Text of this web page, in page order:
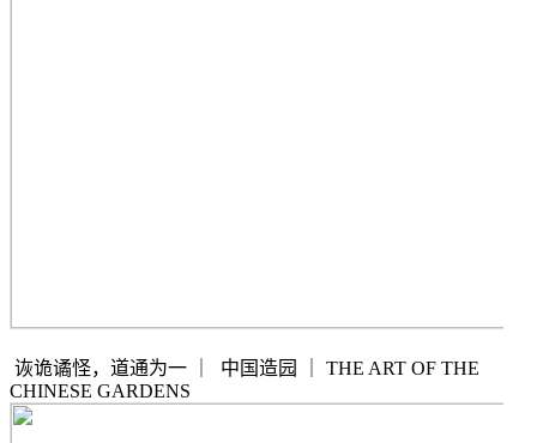
诙诡谲怪，道通为一 中国造园
THE ART OF THE
CHINESE GARDENS